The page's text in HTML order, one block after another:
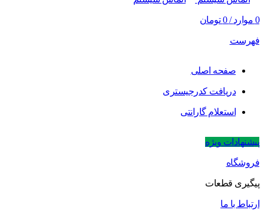
0 موارد /
0 تومان
فهرست
صفحه اصلی
دریافت کدرجیستری
استعلام گارانتی
پیشنهادات ویژه
فروشگاه
پیگیری قطعات
ارتباط با ما